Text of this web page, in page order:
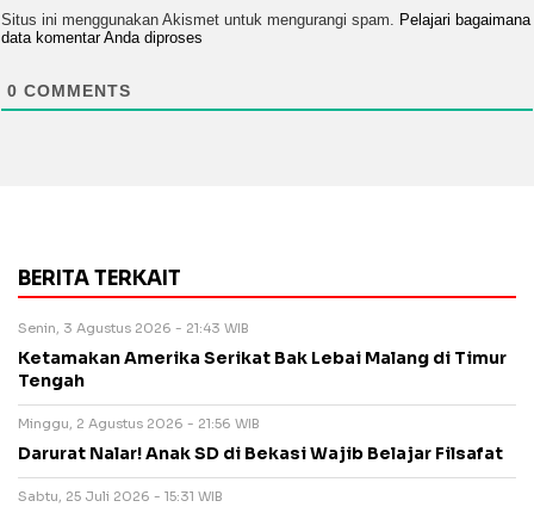
Situs ini menggunakan Akismet untuk mengurangi spam. Pelajari bagaimana
data komentar Anda diproses
0 COMMENTS
BERITA TERKAIT
Senin, 3 Agustus 2026 - 21:43 WIB
Ketamakan Amerika Serikat Bak Lebai Malang di Timur
Tengah
Minggu, 2 Agustus 2026 - 21:56 WIB
Darurat Nalar! Anak SD di Bekasi Wajib Belajar Filsafat
Sabtu, 25 Juli 2026 - 15:31 WIB